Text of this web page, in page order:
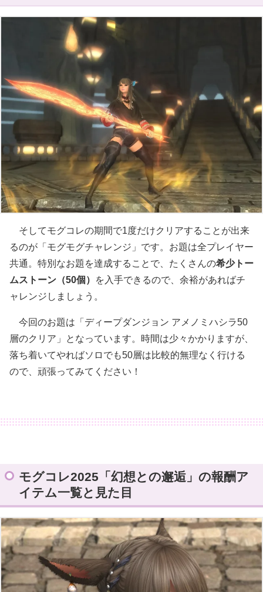
そしてモグコレの期間で1度だけクリアすることが出来
るのが「モグモグチャレンジ」です。お題は全プレイヤー
共通。特別なお題を達成することで、たくさんの希少トー
ムストーン（50個）
を入手できるので、余裕があればチ
ャレンジしましょう。
今回のお題は「ディープダンジョン アメノミハシラ50
層のクリア」となっています。時間は少々かかりますが、
落ち着いてやればソロでも50層は比較的無理なく行ける
ので、頑張ってみてください！
モグコレ2025「幻想との邂逅」の報酬ア
イテム一覧と見た目